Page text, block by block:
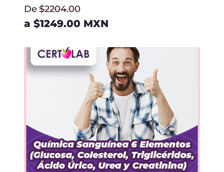
De$2204.00
a $1249.00 MXN